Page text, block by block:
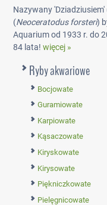
Nazywany
(Neoceratodus forsteri)
Aquarium od 1933 r. do
84 lata!więcej »
Ryby akwariowe
Bocjowate
Guramiowate
Karpiowate
Kąsaczowate
Kiryskowate
Kirysowate
Piękniczkowate
Pielęgnicowate